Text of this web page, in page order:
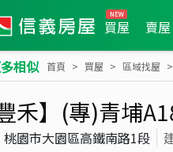
買屋 賣屋
相似 首頁 買屋 區域找屋
豐禾】(專)青埔
桃園市大園區高鐵南路1段